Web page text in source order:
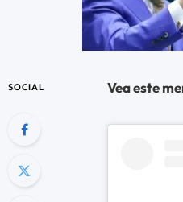
SOCIAL Vea este